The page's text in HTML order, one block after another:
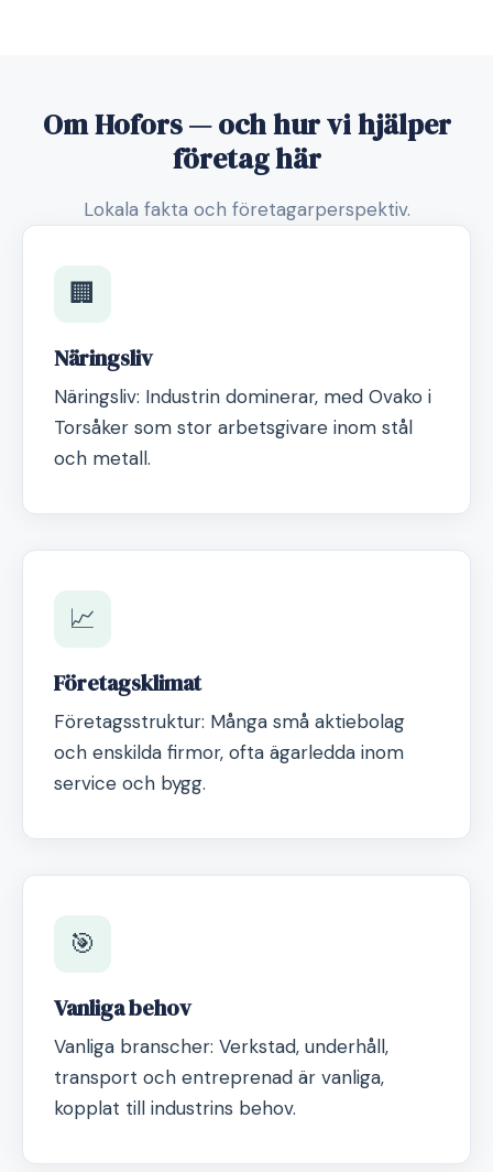
Om Hofors — och hur vi hjälper
företag här
Lokala fakta och företagarperspektiv.
🏢
Näringsliv
Näringsliv: Industrin dominerar, med Ovako i
Torsåker som stor arbetsgivare inom stål
och metall.
📈
Företagsklimat
Företagsstruktur: Många små aktiebolag
och enskilda firmor, ofta ägarledda inom
service och bygg.
🎯
Vanliga behov
Vanliga branscher: Verkstad, underhåll,
transport och entreprenad är vanliga,
kopplat till industrins behov.